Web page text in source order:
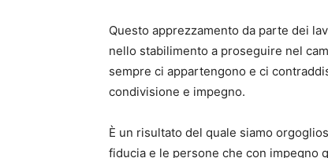
Questo apprezzamento da parte dei
nello stabilimento a proseguire nel
sempre ci appartengono e ci
condivisione e impegno.
È un risultato del quale siamo
fiducia e le persone che con impegno